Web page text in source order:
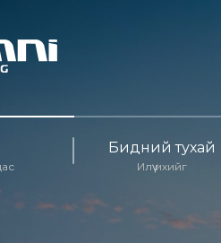
Бидний тухай
Илүү ихийг